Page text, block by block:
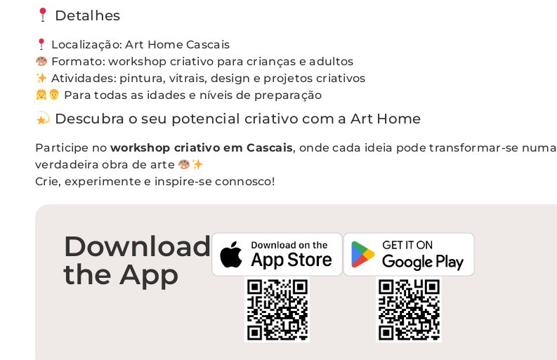
Detalhes
Localização: Art Home Cascais
Formato: workshop criativo para crianças e adultos
Atividades: pintura, vitrais, design e projetos criativos
Para todas as idades e níveis de preparação
Descubra o seu potencial criativo com a Art Home
Participe no workshop criativo em Cascais, onde cada ideia pode transformar-se numa
verdadeira obra de arte
Crie, experimente e inspire-se connosco!
Download
the App